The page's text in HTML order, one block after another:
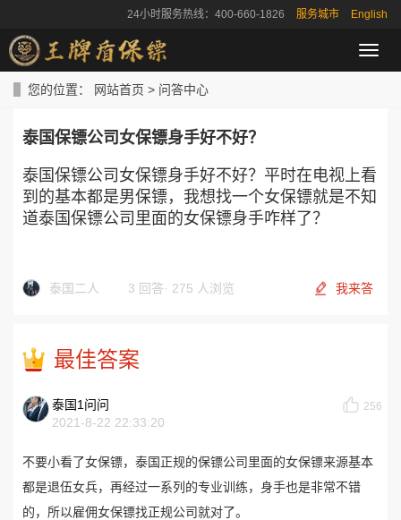
24小时服务热线：400-660-1826 服务城市 English
导
航
您的位置： 网站首页 > 问答中心
泰国保镖公司女保镖身手好不好？
泰国保镖公司女保镖身手好不好？平时在电视上看
到的基本都是男保镖，我想找一个女保镖就是不知
道泰国保镖公司里面的女保镖身手咋样了？
泰国二人 3 回答· 275 人浏览 我来答
最佳答案
泰国1问问
2021-8-22 22:33:20
256
不要小看了女保镖，泰国正规的保镖公司里面的女保镖来源基本
都是退伍女兵，再经过一系列的专业训练，身手也是非常不错
的，所以雇佣女保镖找正规公司就对了。